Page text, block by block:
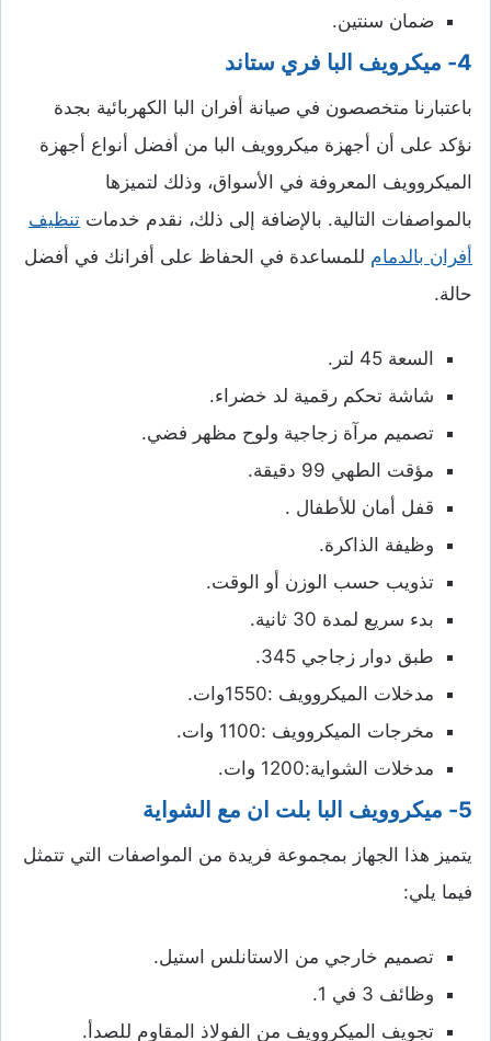
ضمان سنتين.
4- ميكرويف البا فري ستاند
باعتبارنا متخصصون في صيانة أفران البا الكهربائية بجدة
نؤكد على أن أجهزة ميكروويف البا من أفضل أنواع أجهزة
الميكروويف المعروفة في الأسواق، وذلك لتميزها
بالمواصفات التالية. بالإضافة إلى ذلك، نقدم خدمات تنظيف
أفران بالدمام للمساعدة في الحفاظ على أفرانك في أفضل
حالة.
السعة 45 لتر.
شاشة تحكم رقمية لد خضراء.
تصميم مرآة زجاجية ولوح مظهر فضي.
مؤقت الطهي 99 دقيقة.
قفل أمان للأطفال .
وظيفة الذاكرة.
تذويب حسب الوزن أو الوقت.
بدء سريع لمدة 30 ثانية.
طبق دوار زجاجي 345.
مدخلات الميكروويف :1550وات.
مخرجات الميكروويف :1100 وات.
مدخلات الشواية:1200 وات.
5- ميكروويف البا بلت ان مع الشواية
يتميز هذا الجهاز بمجموعة فريدة من المواصفات التي تتمثل
فيما يلي:
تصميم خارجي من الاستانلس استيل.
وظائف 3 في 1.
تجويف الميكروويف من الفولاذ المقاوم للصدأ.